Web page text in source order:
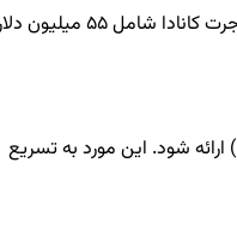
برنامه‌های مهاجرتی کانادا نیز از مزایای بودجه بهره مند خواهند شد. بودجه برای حمایت از برنامه‌های جاری و ساده‌سازی پردازش درخواست‌ها صرف می‌شود. بودجه ۲۰۲۳ برای سیستم مهاجرت
این بودجه پیشنهاد می‌کند ۱۰ میلیون دلار طی پنج سال، از سال ۲۰۲۴-۲۰۲۳، با ۱۴٫۶ میلیون دلار برای اجرای انگشت‌نگاری به اداره مهاجرت کانادا و پلیس سواره‌نظام سلطنتی کانادا (RCMP) ارائه شود. این مورد به تسریع